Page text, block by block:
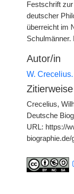
Festschrift
deutscher
überreicht im
Schulmänner.
Autor/in
W. Crecelius.
Zitierweise
Crecelius,
Deutsche
URL: https://